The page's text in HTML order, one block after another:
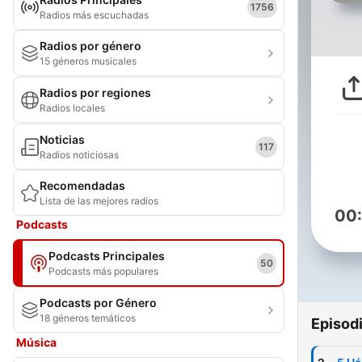
Radios más escuchadas
1756
Radios por género
15 géneros musicales
Radios por regiones
Radios locales
Noticias
Radios noticiosas
117
Recomendadas
Lista de las mejores radios
Podcasts
Podcasts Principales
Podcasts más populares
50
Podcasts por Género
18 géneros temáticos
Música